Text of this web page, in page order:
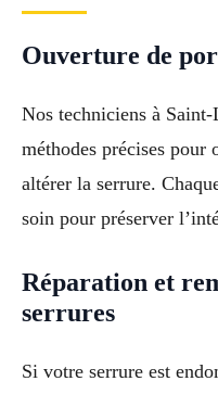
Ouverture de
Nos techniciens à
méthodes précises pour
altérer la serrure.
soin pour préserver
Réparation et
serrures
Si votre serrure est